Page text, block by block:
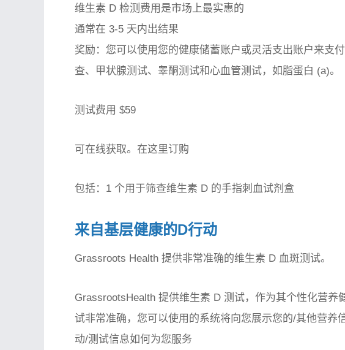
维生素 D 检测费用是市场上最实惠的
通常在 3-5 天内出结果
奖励：您可以使用您的健康储蓄账户或灵活支出账户来支
查、甲状腺测试、睾酮测试和心血管测试，如脂蛋白 (a)。
测试费用 $59
可在线获取。在这里订购
包括：1 个用于筛查维生素 D 的手指刺血试剂盒
来自基层健康的D行动
Grassroots Health 提供非常准确的维生素 D 血斑测试。
GrassrootsHealth 提供维生素 D 测试，作为其个性化营养
试非常准确，您可以使用的系统将向您展示您的/其他营养
动/测试信息如何为您服务